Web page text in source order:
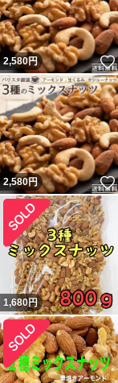
2,580円
2,580円
1,680円